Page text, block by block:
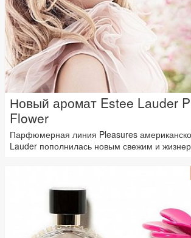
Новый аромат Estee Lauder
Flower
Парфюмерная линия Pleasures
Lauder пополнилась новым свежим и